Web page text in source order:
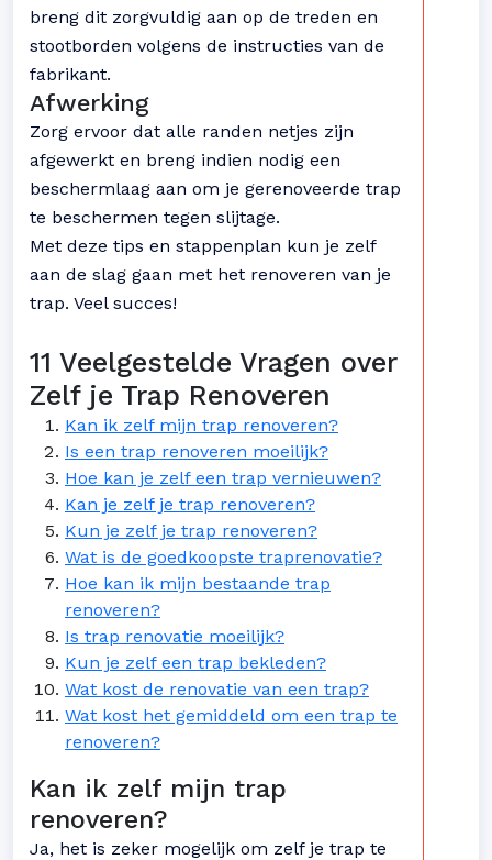
breng dit zorgvuldig aan op de treden en
stootborden volgens de instructies van de
fabrikant.
Afwerking
Zorg ervoor dat alle randen netjes zijn
afgewerkt en breng indien nodig een
beschermlaag aan om je gerenoveerde trap
te beschermen tegen slijtage.
Met deze tips en stappenplan kun je zelf
aan de slag gaan met het renoveren van je
trap. Veel succes!
11 Veelgestelde Vragen over
Zelf je Trap Renoveren
Kan ik zelf mijn trap renoveren?
Is een trap renoveren moeilijk?
Hoe kan je zelf een trap vernieuwen?
Kan je zelf je trap renoveren?
Kun je zelf je trap renoveren?
Wat is de goedkoopste traprenovatie?
Hoe kan ik mijn bestaande trap
renoveren?
Is trap renovatie moeilijk?
Kun je zelf een trap bekleden?
Wat kost de renovatie van een trap?
Wat kost het gemiddeld om een trap te
renoveren?
Kan ik zelf mijn trap
renoveren?
Ja, het is zeker mogelijk om zelf je trap te